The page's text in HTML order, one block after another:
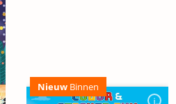
Nieuw Binnen